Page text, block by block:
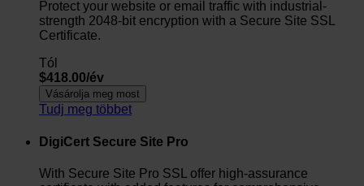
Protect your website or email traffic with industrial-
strength 2048-bit encryption with a Secure Site SSL
Certificate.
Tól
$418.00/év
Vásárolja meg most
Tudj meg többet
DigiCert Secure Site Pro
With Secure Site Pro SSL offer high-assurance